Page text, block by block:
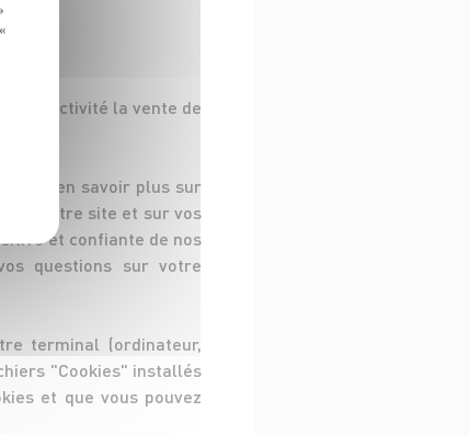
pour activité la vente de
d’en savoir plus sur
de notre site et sur vos
et confiante de nos
questions sur votre
terminal (ordinateur,
"Cookies" installés
et que vous pouvez